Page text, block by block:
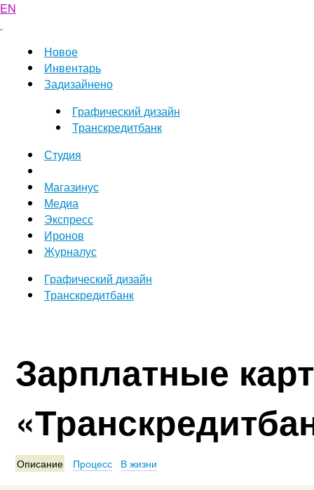
EN
Новое
Инвентарь
Задизайнено
Графический дизайн
Транскредитбанк
Студия
Магазинус
Медиа
Экспресс
Иронов
Журналус
Графический дизайн
Транскредитбанк
Зарплатные
Описание Процесс В жизни